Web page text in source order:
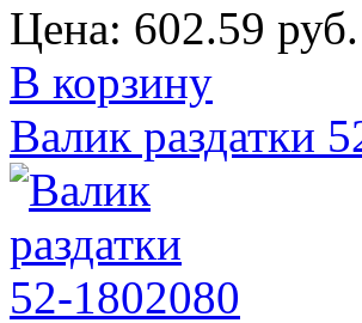
Цена: 602.59 руб.
В корзину
Валик раздатки